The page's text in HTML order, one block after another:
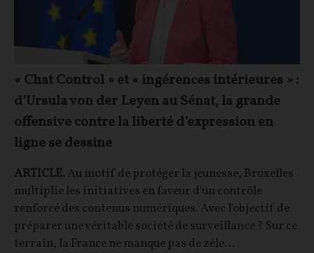
« Chat Control » et « ingérences intérieures » :
d’Ursula von der Leyen au Sénat, la grande
offensive contre la liberté d’expression en
ligne se dessine
ARTICLE.Au motif de protéger la jeunesse, Bruxelles
multiplie les initiatives en faveur d'un contrôle
renforcé des contenus numériques. Avec l'objectif de
préparer une véritable société de surveillance ? Sur ce
terrain, la France ne manque pas de zèle…